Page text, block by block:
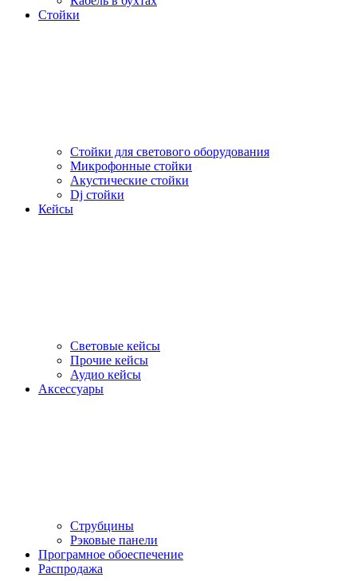
Стойки
Стойки для светового оборудования
Микрофонные стойки
Акустические стойки
Dj стойки
Кейсы
Световые кейсы
Прочие кейсы
Аудио кейсы
Аксессуары
Струбцины
Рэковые панели
Програмное обоеспечение
Распродажа